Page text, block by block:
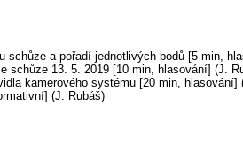
schůze a pořadí jednotlivých bodů [5 min,
schůze 13. 5. 2019 [10 min, hlasování] (J.
kamerového systému [20 min, hlasování]
(J. Rubáš)